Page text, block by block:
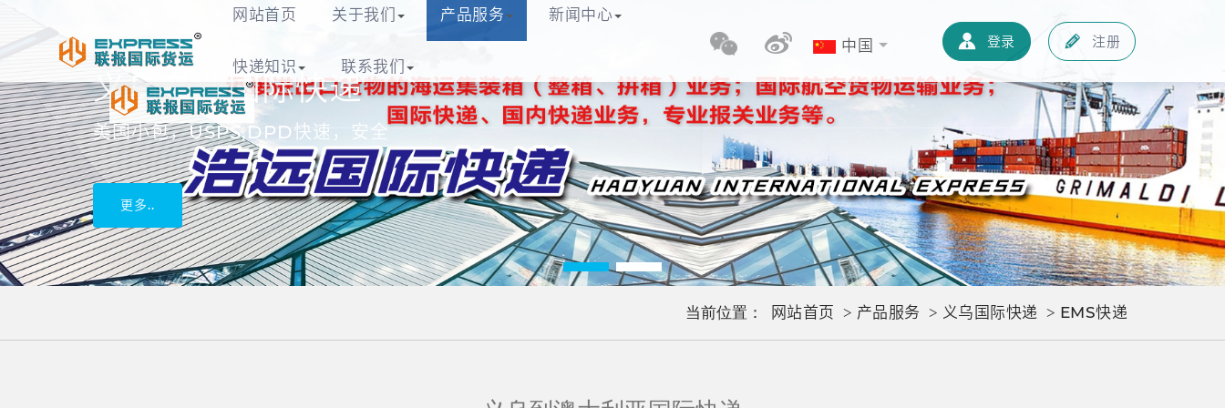
网站首页 关于我们 产品服务 新闻中心
快递知识 联系我们
中国 登录 注册
新闻中心 快递知识 中文 登录 注册
浩远国际快递有限公司
义乌专业国际快递
美国小包，USPS,DPD快速，安全
更多..
当前位置： 网站首页 > 产品服务 > 义乌国际快递 > EMS快递